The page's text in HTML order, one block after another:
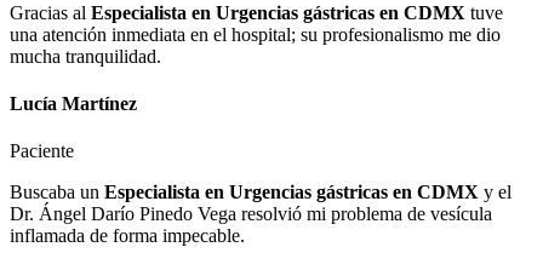
Gracias al Especialista en Urgencias gástricas en CDMX tuve
una atención inmediata en el hospital; su profesionalismo me dio
mucha tranquilidad.
Lucía Martínez
Paciente
Buscaba un Especialista en Urgencias gástricas en CDMX y el
Dr. Ángel Darío Pinedo Vega resolvió mi problema de vesícula
inflamada de forma impecable.